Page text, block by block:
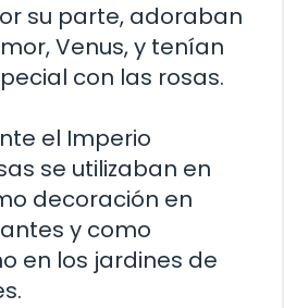
su parte, adoraban
Venus, y tenían
con las rosas.
el Imperio
se utilizaban en
decoración en
y como
en los jardines de